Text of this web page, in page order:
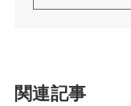
関連記事